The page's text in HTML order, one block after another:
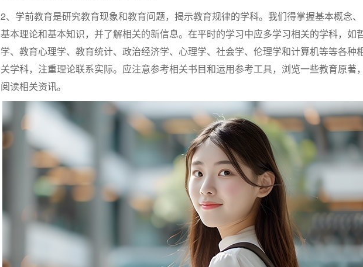
2、学前教育是研究教育现象和教育问题，揭示教育规律的学科。我们得掌握基本概念、
基本理论和基本知识，并了解相关的新信息。在平时的学习中应多学习相关的学科，如
学、教育心理学、教育统计、政治经济学、心理学、社会学、伦理学和计算机等等各种
关学科，注重理论联系实际。应注意参考相关书目和运用参考工具，浏览一些教育原著，
阅读相关资讯。